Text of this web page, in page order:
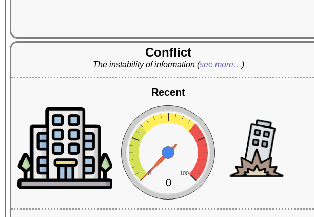
Conflict
The instability of information (see more…)
Recent
0 100
0